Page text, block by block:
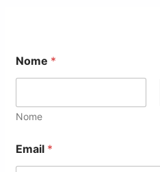
Nome *
Nome
o
m
Email *